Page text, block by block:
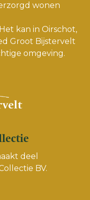
wonen
kan in Oirschot,
Groot Bijstervelt
omgeving.
deel
BV.